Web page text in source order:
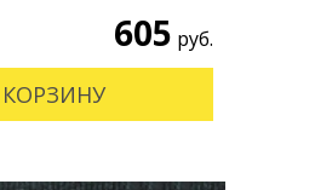
605 руб.
КОРЗИНУ